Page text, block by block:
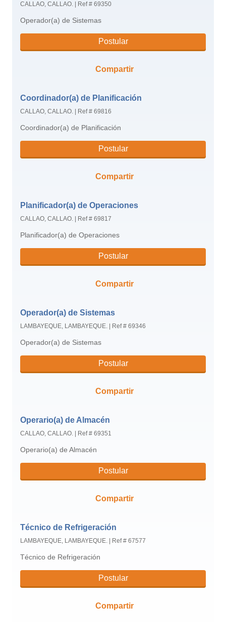
CALLAO, CALLAO. Ref # 69350
Operador(a) de Sistemas
Postular
Compartir
Coordinador(a) de Planificación
CALLAO, CALLAO. Ref # 69816
Coordinador(a) de Planificación
Postular
Compartir
Planificador(a) de Operaciones
CALLAO, CALLAO. Ref # 69817
Planificador(a) de Operaciones
Postular
Compartir
Operador(a) de Sistemas
LAMBAYEQUE, LAMBAYEQUE. Ref # 69346
Operador(a) de Sistemas
Postular
Compartir
Operario(a) de Almacén
CALLAO, CALLAO. Ref # 69351
Operario(a) de Almacén
Postular
Compartir
Técnico de Refrigeración
LAMBAYEQUE, LAMBAYEQUE. Ref # 67577
Técnico de Refrigeración
Postular
Compartir